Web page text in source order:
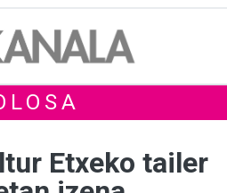
Etxeko tailer